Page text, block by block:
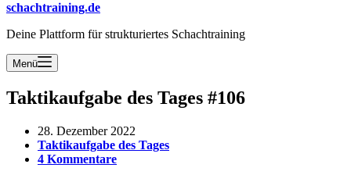
schachtraining.de
Deine Plattform für strukturiertes Schachtraining
Menü
Taktikaufgabe des Tages #106
28. Dezember 2022
Taktikaufgabe des Tages
4 Kommentare